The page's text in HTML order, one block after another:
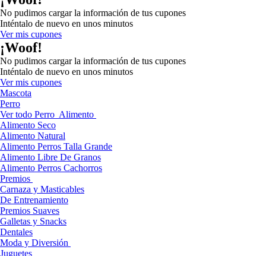
No pudimos cargar la información de tus cupones
Inténtalo de nuevo en unos minutos
Ver mis cupones
¡Woof!
No pudimos cargar la información de tus cupones
Inténtalo de nuevo en unos minutos
Ver mis cupones
Mascota
Perro
Ver todo Perro Alimento
Alimento Seco
Alimento Natural
Alimento Perros Talla Grande
Alimento Libre De Granos
Alimento Perros Cachorros
Premios
Carnaza y Masticables
De Entrenamiento
Premios Suaves
Galletas y Snacks
Dentales
Moda y Diversión
Juguetes